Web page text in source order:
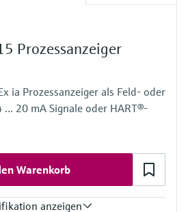
und
finden
Prozessanzeiger
ia Prozessanzeiger als Feld- oder
20 mA Signale oder HART®-
Warenkorb
anzeigen